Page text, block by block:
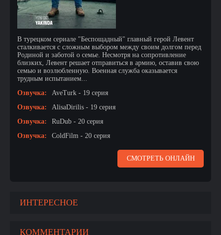
В турецком сериале "Беспощадный" главный герой Левент
сталкивается с сложным выбором между своим долгом перед
Родиной и заботой о семье. Несмотря на сопротивление
близких, Левент решает отправиться в армию, оставив свою
семью и возлюбленную. Военная служба оказывается
трудным испытанием...
Озвучка:
AveTurk - 19 серия
Озвучка:
AlisaDirilis - 19 серия
Озвучка:
RuDub - 20 серия
Озвучка:
ColdFilm - 20 серия
СМОТРЕТЬ ОНЛАЙН
ИНТЕРЕСНОЕ
КОММЕНТАРИИ